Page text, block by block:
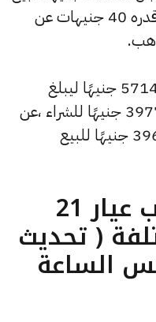
و27840 جنيهًا للشراء، بتراجع قدره 40 جنيهات عن
وشهد سعر الكيلو تراجعًا بقيمة 5714 جنيهًا ليبلغ
3954286 جنيهًا للبيع و3977143 جنيهًا للشراء ،عن
السعر السابق الذي كان 3960000 جنيهًا للبيع
ما هو سعر الذهب عيار 21
( تحديث
أغسطس الساعة